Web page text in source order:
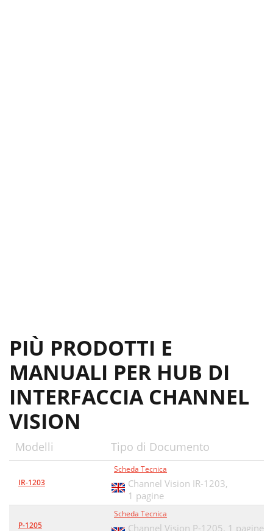
PIÙ PRODOTTI E
MANUALI PER HUB DI
INTERFACCIA CHANNEL
VISION
Modelli Tipo di Documento
IR-1203
Scheda Tecnica
Channel Vision IR-1203,
1 pagine
P-1205
Scheda Tecnica
Channel Vision P-1205, 1 pagine